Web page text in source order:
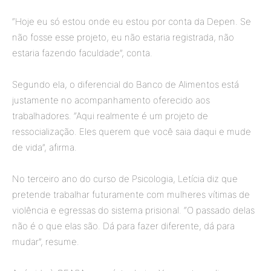
“Hoje eu só estou onde eu estou por conta da Depen. Se
não fosse esse projeto, eu não estaria registrada, não
estaria fazendo faculdade”, conta.
Segundo ela, o diferencial do Banco de Alimentos está
justamente no acompanhamento oferecido aos
trabalhadores. “Aqui realmente é um projeto de
ressocialização. Eles querem que você saia daqui e mude
de vida”, afirma.
No terceiro ano do curso de Psicologia, Letícia diz que
pretende trabalhar futuramente com mulheres vítimas de
violência e egressas do sistema prisional. “O passado delas
não é o que elas são. Dá para fazer diferente, dá para
mudar”, resume.